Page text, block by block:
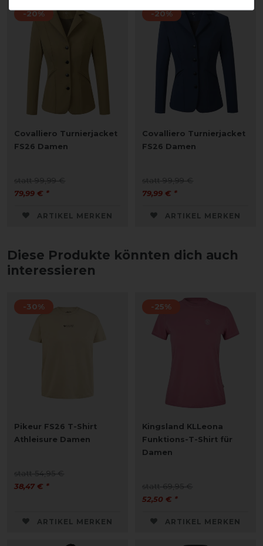
-20%
Covalliero Turnierjacket
FS26 Damen
statt 99,99 €
79,99 € *
ARTIKEL MERKEN
-20%
Covalliero Turnierjacket
FS26 Damen
statt 99,99 €
79,99 € *
ARTIKEL MERKEN
Diese Produkte könnten dich auch
interessieren
-30%
Pikeur FS26 T-Shirt
Athleisure Damen
statt 54,95 €
38,47 € *
ARTIKEL MERKEN
-25%
Kingsland KLLeona
Funktions-T-Shirt für
Damen
statt 69,95 €
52,50 € *
ARTIKEL MERKEN